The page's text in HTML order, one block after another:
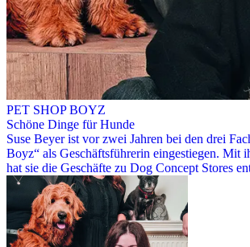
PET SHOP BOYZ
Schöne Dinge für Hunde
Suse Beyer ist vor zwei Jahren bei den drei
Boyz“ als Geschäftsführerin eingestiegen. Mit
hat sie die Geschäfte zu Dog Concept Stores